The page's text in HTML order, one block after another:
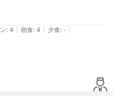
えず誠に申し訳ございません
けるよう、リニューアル工事
の機会がございましたら、ぜ
の疲れを癒やしていただけま
同心よりお待ち申し上げてお
: 4 | 朝食: 4 | 夕食: - |